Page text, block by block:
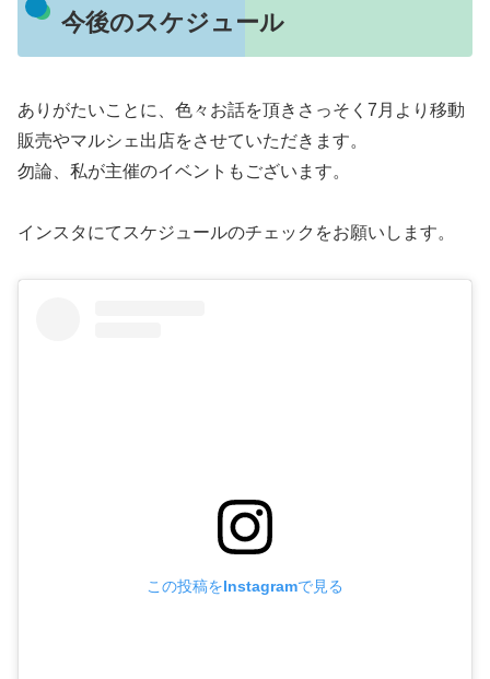
今後のスケジュール
ありがたいことに、色々お話を頂きさっそく7月より移動
販売やマルシェ出店をさせていただきます。
勿論、私が主催のイベントもございます。
インスタにてスケジュールのチェックをお願いします。
この投稿をInstagramで見る